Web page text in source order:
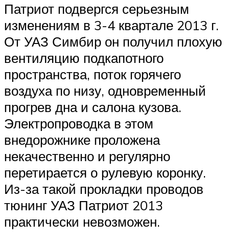
Патриот подвергся серьезным
изменениям в 3-4 квартале 2013 г.
От УАЗ Симбир он получил плохую
вентиляцию подкапотного
пространства, поток горячего
воздуха по низу, одновременный
прогрев дна и салона кузова.
Электропроводка в этом
внедорожнике проложена
некачественно и регулярно
перетирается о рулевую коронку.
Из-за такой прокладки проводов
тюнинг УАЗ Патриот 2013
практически невозможен.